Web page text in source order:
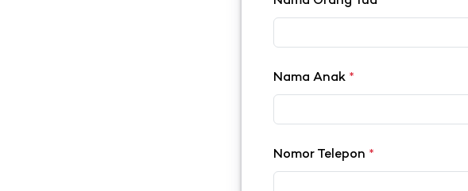
Nama Anak *
Nomor Telepon *